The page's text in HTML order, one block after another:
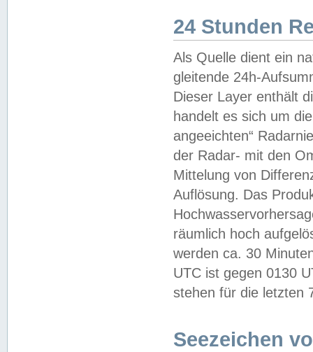
24 Stunden
Als Quelle dient ein
gleitende 24h-
Dieser Layer enthält
handelt es sich um
angeeichten“
der Radar- mit den
Mittelung von
Auflösung. Das
räumlich hoch
werden ca. 30
UTC ist gegen 0130
stehen für die letzten
Seezeichen